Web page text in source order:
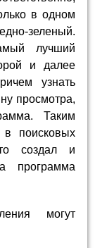
в одном
зеленый.
лучший
и далее
узнать
просмотра,
Таким
в поисковых
создал и
программа
могут